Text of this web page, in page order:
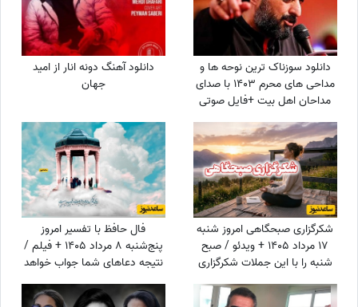
دانلود سوزناک ترین نوحه ها و
مداحی های محرم 1403 با صدای
مداحان اهل بیت +فایل صوتی
دانلود آهنگ دونه انار از امید
جهان
شکرگزاری صبحگاهی امروز شنبه
17 مرداد 1405 + ویدئو / صبح
شنبه را با این جملات شکرگزاری
آغاز کن؛ شاید امروز بهترین خبر
در انتظارت باشد
فال حافظ با تفسیر امروز
پنج‌شنبه 8 مرداد 1405 + فیلم /
نتیجه دعاهای شما جواب خواهد
داد درهای بسته به روی شما باز
می‌شوند